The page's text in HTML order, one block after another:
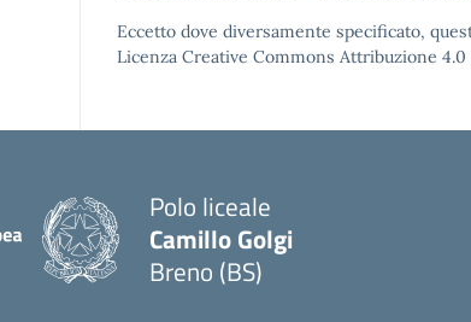
Eccetto dove diversamente specificato,
Licenza Creative Commons Attribuzione 4.0
Polo liceale
Camillo Golgi
Breno (BS)